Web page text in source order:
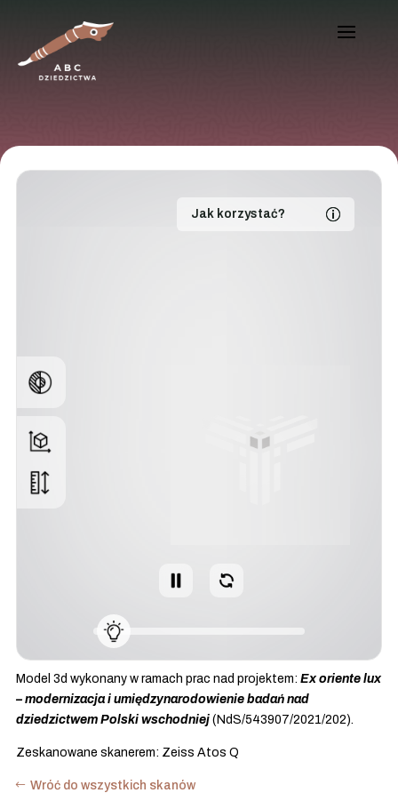
Jak korzystać?
Model 3d wykonany w ramach prac nad projektem: Ex oriente lux
– modernizacja i umiędzynarodowienie badań nad
dziedzictwem Polski wschodniej (NdS/543907/2021/202).
Zeskanowane skanerem: Zeiss Atos Q
Wróć do wszystkich skanów